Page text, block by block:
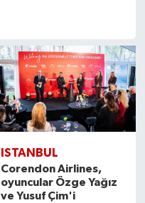
ISTANBUL
Corendon Airlines,
oyuncular Özge Yağız
ve Yusuf Çim'i